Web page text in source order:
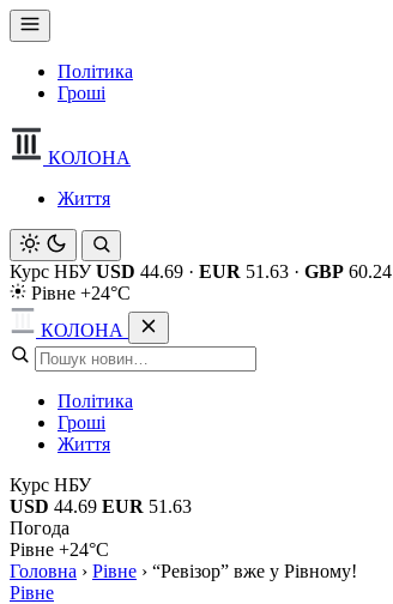
Політика
Гроші
КОЛОНА
Життя
Курс НБУ USD 44.69 · EUR 51.63 · GBP 60.24
Рівне +24°C
КОЛОНА
Політика
Гроші
Життя
Курс НБУ
USD 44.69 EUR 51.63
Погода
Рівне +24°C
Головна › Рівне › “Ревізор” вже у Рівному!
Рівне